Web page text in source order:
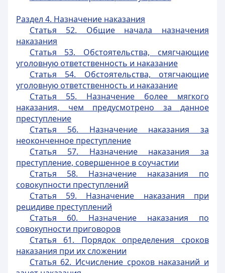
Раздел 4. Назначение наказания
Статья 52. Общие начала назначения
наказания
Статья 53. Обстоятельства, смягчающие
уголовную ответственность и наказание
Статья 54. Обстоятельства, отягчающие
уголовную ответственность и наказание
Статья 55. Назначение более мягкого
наказания, чем предусмотрено за данное
преступление
Статья 56. Назначение наказания за
неоконченное преступление
Статья 57. Назначение наказания за
преступление, совершенное в соучастии
Статья 58. Назначение наказания по
совокупности преступлений
Статья 59. Назначение наказания при
рецидиве преступлений
Статья 60. Назначение наказания по
совокупности приговоров
Статья 61. Порядок определения сроков
наказания при их сложении
Статья 62. Исчисление сроков наказаний и